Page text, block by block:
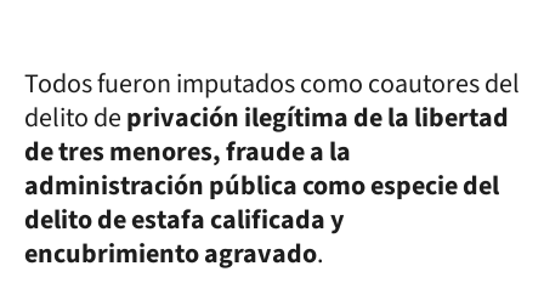
Todos fueron imputados como coautores del
delito deprivación ilegítima de la libertad
de tres menores, fraude a la
administración pública como especie del
delito de estafa calificada y
encubrimiento agravado.